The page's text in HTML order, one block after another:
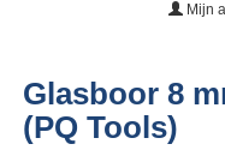
Mijn
Glasboor 8
(PQ Tools)